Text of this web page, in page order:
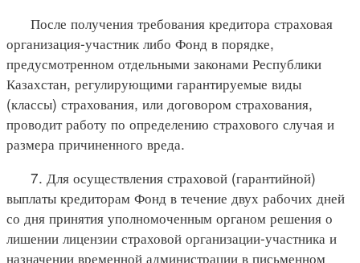
После получения требования кредитора страховая
организация-участник либо Фонд в порядке,
предусмотренном отдельными законами Республики
Казахстан, регулирующими гарантируемые виды
(классы) страхования, или договором страхования,
проводит работу по определению страхового случая и
размера причиненного вреда.
7. Для осуществления страховой (гарантийной)
выплаты кредиторам Фонд в течение двух рабочих дней
со дня принятия уполномоченным органом решения о
лишении лицензии страховой организации-участника и
назначении временной администрации в письменном